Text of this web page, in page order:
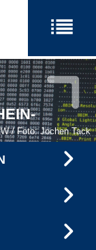
/ Foto: Jochen Tack